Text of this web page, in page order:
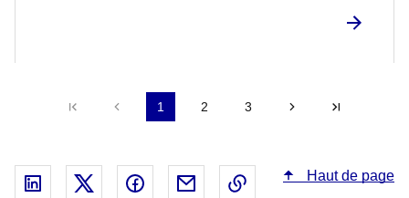
Première page
Précédent
1 2 3 Suivant
Partager sur Linked In - nouvelle fenêtre
Partager sur X - nouvelle fenêtre
Partager sur Facebook - nouvelle
Partager par email - nouvelle
Copier le lien dans le
Haut de page